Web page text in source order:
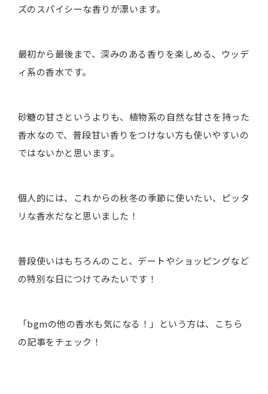
ズのスパイシーな香りが漂います。
最初から最後まで、深みのある香りを楽しめる、ウッデ
ィ系の香水です。
砂糖の甘さというよりも、植物系の自然な甘さを持った
香水なので、普段甘い香りをつけない方も使いやすいの
ではないかと思います。
個人的には、これからの秋冬の季節に使いたい、ピッタ
リな香水だなと思いました！
普段使いはもちろんのこと、デートやショッピングなど
の特別な日につけてみたいです！
「bgmの他の香水も気になる！」という方は、こちら
の記事をチェック！